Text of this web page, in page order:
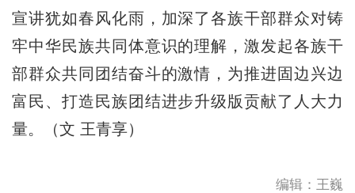
宣讲犹如春风化雨，加深了各族干部群众对铸
牢中华民族共同体意识的理解，激发起各族干
部群众共同团结奋斗的激情，为推进固边兴边
富民、打造民族团结进步升级版贡献了人大力
量。（文 王青享）
编辑：王巍